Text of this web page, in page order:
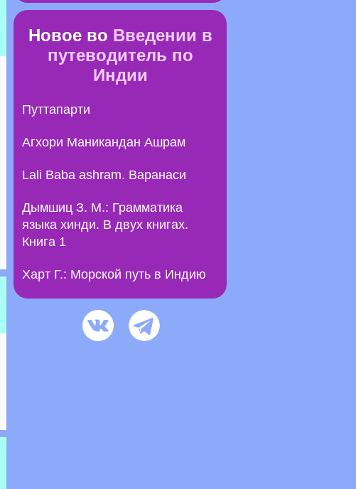
Новое во Введении в
путеводитель по
Индии
Путтапарти
Агхори Маникандан Ашрам
Lali Baba ashram. Варанаси
Дымшиц З. М.: Грамматика
языка хинди. В двух книгах.
Книга 1
Харт Г.: Морской путь в Индию